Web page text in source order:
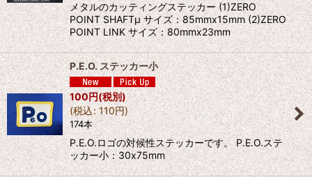
メタルのカッティングステッカー (1)ZERO
POINT SHAFTμ サイズ：85mmx15mm (2)ZERO
POINT LINK サイズ：80mmx23mm
P.E.O. ステッカー小
100円(税別)
(税込: 110円)
174本
P.E.O.ロゴの対候性ステッカーです。 P.E.O.ステ
ッカー小：30x75mm